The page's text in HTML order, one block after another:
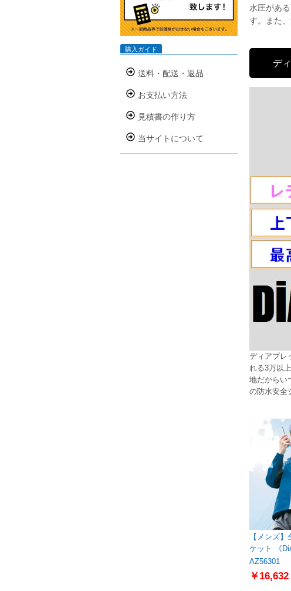
水圧があ
す。また
デ
ディアプレ
れる3万以
地だからい
の防水安全
【メンズ
ケット 《
AZ56301
￥16,632
購入ガイド
送料・配送・返品
お支払い方法
見積書の作り方
当サイトについて